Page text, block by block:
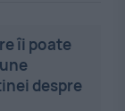
îi poate
despre